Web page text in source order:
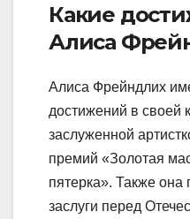
Какие
Алиса
Алиса Фрейндлих
достижений в своей
заслуженной
премий «Золотая
пятерка». Также она
заслуги перед